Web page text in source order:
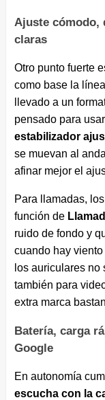
Ajuste cómodo,
claras
Otro punto fuerte
como base la
llevado a un
pensado para
estabilizador
se muevan al
afinar mejor el
Para llamadas,
función de
ruido de fondo y
cuando hay
los auriculares
también para
extra marca
Batería, carga
Google
En autonomía
escucha con la